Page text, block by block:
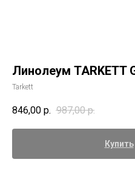
Линолеум TARKETT
Tarkett
846,00 р. 987,00 р.
Купить